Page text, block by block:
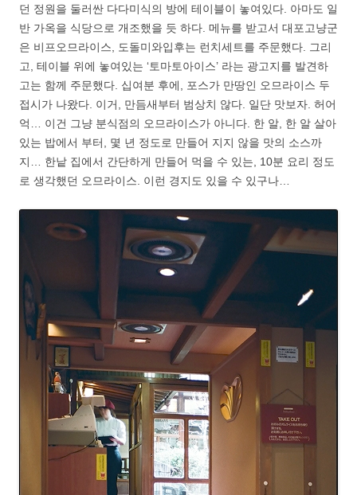
던 정원을 둘러싼 다다미식의 방에 테이블이 놓여있다. 아마도 일
반 가옥을 식당으로 개조했을 듯 하다. 메뉴를 받고서 대포고냥군
은 비프오므라이스, 도돌미와입후는 런치세트를 주문했다. 그리
고, 테이블 위에 놓여있는 ‘토마토아이스’ 라는 광고지를 발견하
고는 함께 주문했다. 십여분 후에, 포스가 만땅인 오므라이스 두
접시가 나왔다. 이거, 만듬새부터 범상치 않다. 일단 맛보자. 허어
억… 이건 그냥 분식점의 오므라이스가 아니다. 한 알, 한 알 살아
있는 밥에서 부터, 몇 년 정도로 만들어 지지 않을 맛의 소스까
지… 한낱 집에서 간단하게 만들어 먹을 수 있는, 10분 요리 정도
로 생각했던 오므라이스. 이런 경지도 있을 수 있구나…